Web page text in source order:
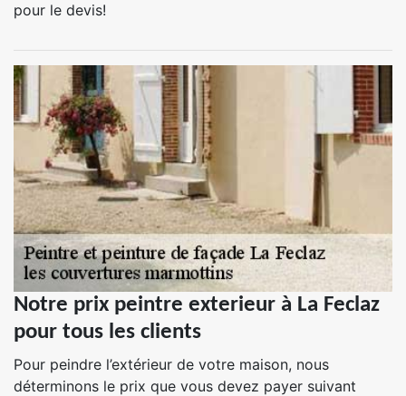
pour le devis!
Notre prix peintre exterieur à La Feclaz
pour tous les clients
Pour peindre l’extérieur de votre maison, nous
déterminons le prix que vous devez payer suivant